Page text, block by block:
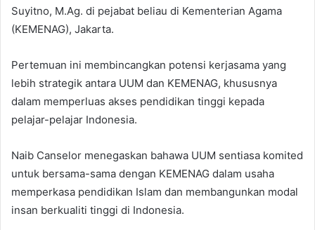
Suyitno, M.Ag. di pejabat beliau di Kementerian Agama
(KEMENAG), Jakarta.
Pertemuan ini membincangkan potensi kerjasama yang
lebih strategik antara UUM dan KEMENAG, khususnya
dalam memperluas akses pendidikan tinggi kepada
pelajar-pelajar Indonesia.
Naib Canselor menegaskan bahawa UUM sentiasa komited
untuk bersama-sama dengan KEMENAG dalam usaha
memperkasa pendidikan Islam dan membangunkan modal
insan berkualiti tinggi di Indonesia.